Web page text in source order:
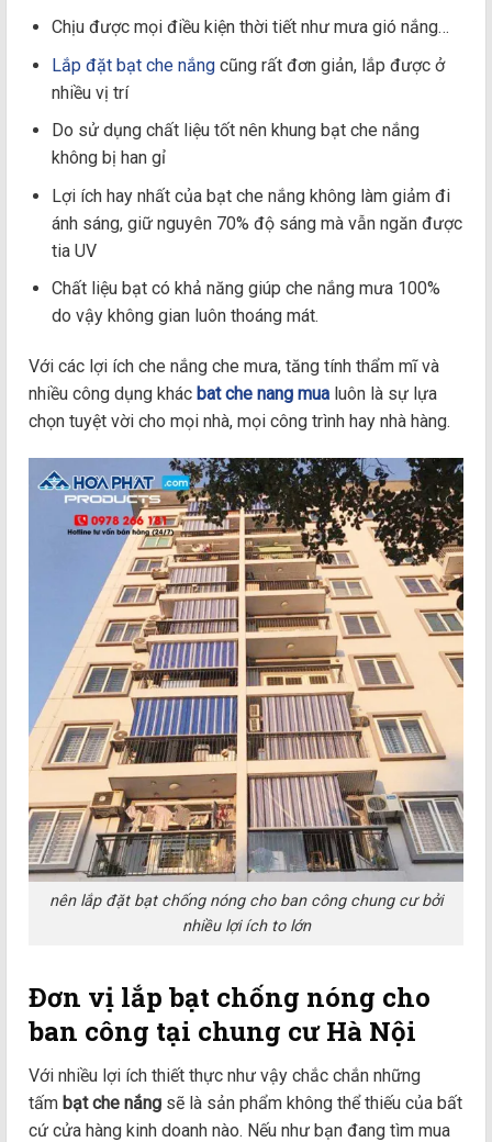
Chịu được mọi điều kiện thời tiết như mưa gió nắng…
Lắp đặt bạt che nắngcũng rất đơn giản, lắp được ở
nhiều vị trí
Do sử dụng chất liệu tốt nên khung bạt che nắng
không bị han gỉ
Lợi ích hay nhất của bạt che nắng không làm giảm đi
ánh sáng, giữ nguyên 70% độ sáng mà vẫn ngăn được
tia UV
Chất liệu bạt có khả năng giúp che nắng mưa 100%
do vậy không gian luôn thoáng mát.
Với các lợi ích che nắng che mưa, tăng tính thẩm mĩ và
nhiều công dụng khác bat che nang mua luôn là sự lựa
chọn tuyệt vời cho mọi nhà, mọi công trình hay nhà hàng.
nên lắp đặt bạt chống nóng cho ban công chung cư bởi
nhiều lợi ích to lớn
Đơn vị lắp bạt chống nóng cho
ban công tại chung cư Hà Nội
Với nhiều lợi ích thiết thực như vậy chắc chắn những
tấm bạt che nắng sẽ là sản phẩm không thể thiếu của bất
cứ cửa hàng kinh doanh nào. Nếu như bạn đang tìm mua